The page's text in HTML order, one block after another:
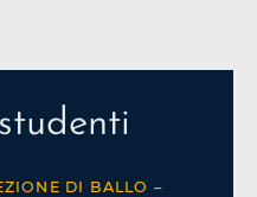
DI BALLO –